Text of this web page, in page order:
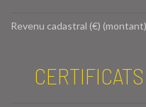
Revenu cadastral (€) (montant)